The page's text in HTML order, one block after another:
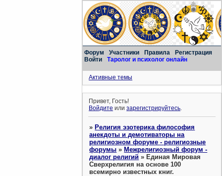
Форум Участники Правила
Регистрация
Войти
Таролог и психолог онлайн
Активные темы
Привет, Гость!
Войдите илизарегистрируйтесь.
»Религия эзотерика философия
анекдоты и демотиваторы на
религиозном форуме - религиозные
форумы »Межрелигиозный форум -
диалог религий »Единая Мировая
Сверхрелигия на основе 100
всемирно известных книг.